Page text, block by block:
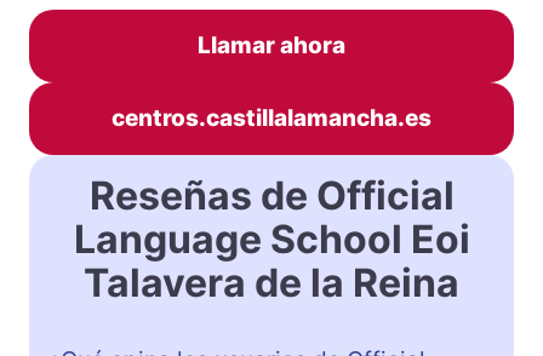
Llamar ahora
centros.castillalamancha.es
Reseñas de Official
Language School Eoi
Talavera de la Reina